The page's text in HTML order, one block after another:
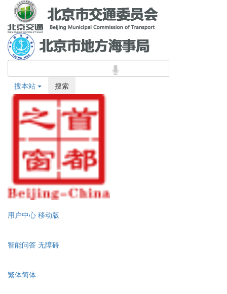
搜本站 搜索
用户中心 移动版
智能问答 无障碍
繁体简体